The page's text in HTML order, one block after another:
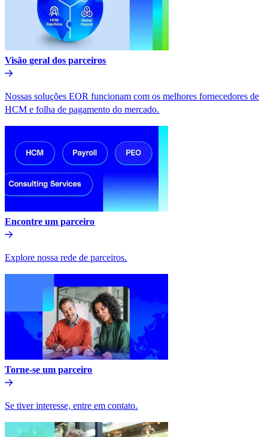
Visão geral dos parceiros​​
Nossas soluções EOR funcionam com os melhores fornecedores de
HCM e folha de pagamento do mercado.​​
Encontre um parceiro​​
Explore nossa rede de parceiros.​​
Torne-se um parceiro​​
Se tiver interesse, entre em contato.​​